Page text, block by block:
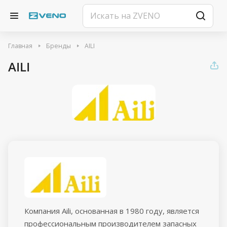
Главная Бренды AILI
AILI
Компания Aili, основанная в 1980 году, является
профессиональным производителем запасных